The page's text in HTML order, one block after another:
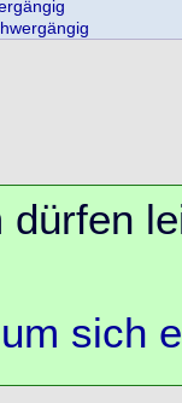
dürfen
sich